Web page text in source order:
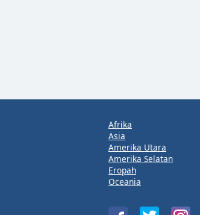
Afrika
Asia
Amerika Utara
Amerika Selatan
Eropah
Oceania